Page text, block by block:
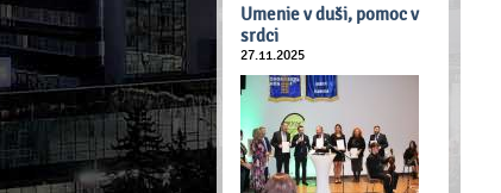
Umenie v duši, pomoc v
srdci
27.11.2025